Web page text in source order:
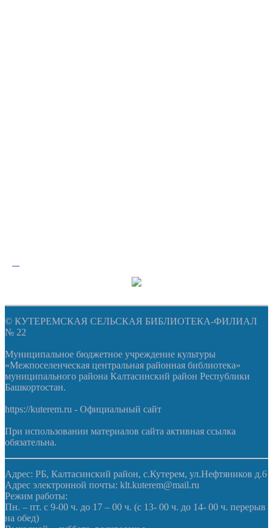
© КУТЕРЕМСКАЯ СЕЛЬСКАЯ БИБЛИОТЕКА-ФИЛИАЛ
№ 22
Муниципальное бюджетное учреждение культуры
«Межпоселенческая центральная районная библиотека»
муниципального района Калтасинский район Республики
Башкортостан.
https://kuterem.ru - Официальный сайт
При использовании материалов сайта активная ссылка
обязательна.
Адрес: РБ, Калтасинский район, с.Кутерем, ул.Нефтяников д.6
Адрес электронной почты: klt.kuterem@mail.ru
Режим работы:
Пн. – пт. с 9-00 ч. до 17 – 00 ч. (с 13- 00 ч. до 14- 00 ч. перерыв
на обед)